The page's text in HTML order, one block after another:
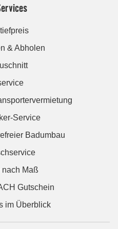
& Abholen
Service
Badumbau
nach Maß
Gutschein
im Überblick